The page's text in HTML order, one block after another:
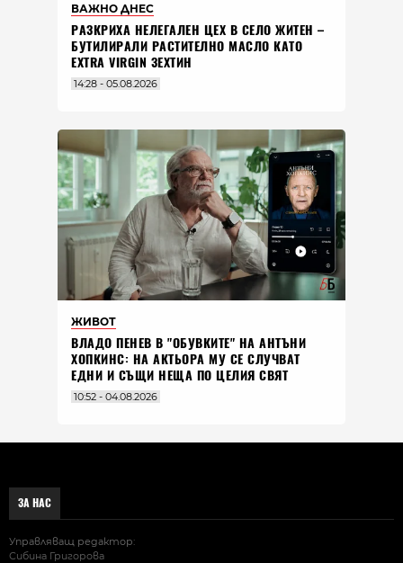
ВАЖНО ДНЕС
РАЗКРИХА НЕЛЕГАЛЕН ЦЕХ В СЕЛО ЖИТЕН –
БУТИЛИРАЛИ РАСТИТЕЛНО МАСЛО КАТО
EXTRA VIRGIN ЗЕХТИН
14:28 - 05.08.2026
ЖИВОТ
ВЛАДO ПЕНЕВ В "ОБУВКИТЕ" НА АНТЪНИ
ХОПКИНС: НА АКТЬОРА МУ СЕ СЛУЧВАТ
ЕДНИ И СЪЩИ НЕЩА ПО ЦЕЛИЯ СВЯТ
10:52 - 04.08.2026
ЗА НАС
Управляващ редактор:
Сибина Григорова